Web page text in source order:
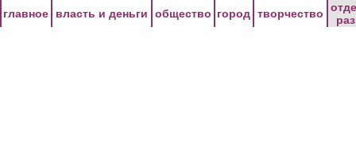
главное власть и деньги общество город творчество